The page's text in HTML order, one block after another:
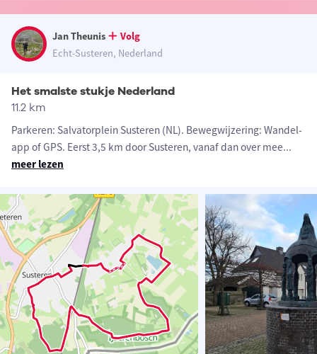
Jan Theunis
Volg
Echt-Susteren, Nederland
Het smalste stukje Nederland
11.2 km
Parkeren: Salvatorplein Susteren (NL). Bewegwijzering: Wandel-
app of GPS. Eerst 3,5 km door Susteren, vanaf dan over mee...
meer lezen